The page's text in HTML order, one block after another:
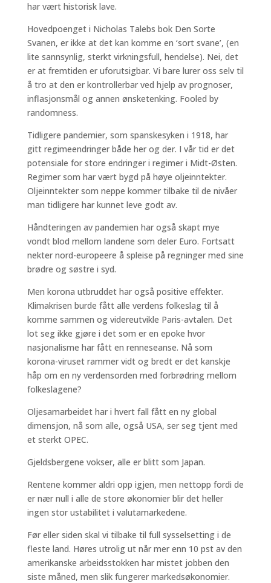
har vært historisk lave.
Hovedpoenget i Nicholas Talebs bok Den Sorte
Svanen, er ikke at det kan komme en ‘sort svane’, (en
lite sannsynlig, sterkt virkningsfull, hendelse). Nei, det
er at fremtiden er uforutsigbar. Vi bare lurer oss selv til
å tro at den er kontrollerbar ved hjelp av prognoser,
inflasjonsmål og annen ønsketenking. Fooled by
randomness.
Tidligere pandemier, som spanskesyken i 1918, har
gitt regimeendringer både her og der. I vår tid er det
potensiale for store endringer i regimer i Midt-Østen.
Regimer som har vært bygd på høye oljeinntekter.
Oljeinntekter som neppe kommer tilbake til de nivåer
man tidligere har kunnet leve godt av.
Håndteringen av pandemien har også skapt mye
vondt blod mellom landene som deler Euro. Fortsatt
nekter nord-europeere å spleise på regninger med sine
brødre og søstre i syd.
Men korona utbruddet har også positive effekter.
Klimakrisen burde fått alle verdens folkeslag til å
komme sammen og videreutvikle Paris-avtalen. Det
lot seg ikke gjøre i det som er en epoke hvor
nasjonalisme har fått en renneseanse. Nå som
korona-viruset rammer vidt og bredt er det kanskje
håp om en ny verdensorden med forbrødring mellom
folkeslagene?
Oljesamarbeidet har i hvert fall fått en ny global
dimensjon, nå som alle, også USA, ser seg tjent med
et sterkt OPEC.
Gjeldsbergene vokser, alle er blitt som Japan.
Rentene kommer aldri opp igjen, men nettopp fordi de
er nær null i alle de store økonomier blir det heller
ingen stor ustabilitet i valutamarkedene.
Før eller siden skal vi tilbake til full sysselsetting i de
fleste land. Høres utrolig ut når mer enn 10 pst av den
amerikanske arbeidsstokken har mistet jobben den
siste måned, men slik fungerer markedsøkonomier.